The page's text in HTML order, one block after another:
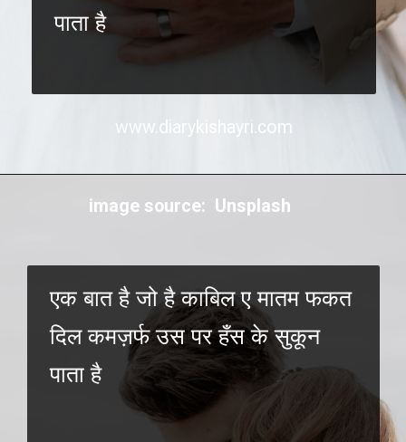
पाता है
www.diarykishayri.com
एक बात है जो है काबिल ए मातम फकत
दिल कमज़र्फ उस पर हँस के सुकून
पाता है
image source: Unsplash